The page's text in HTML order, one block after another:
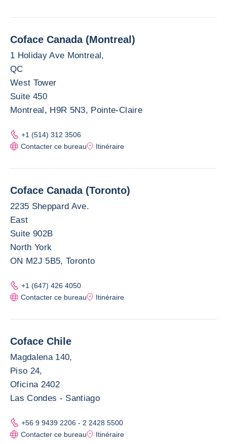
Coface Canada (Montreal)
1 Holiday Ave Montreal,
QC
West Tower
Suite 450
Montreal, H9R 5N3, Pointe-Claire
+1 (514) 312 3506
Contacter ce bureau
Itinéraire
Coface Canada (Toronto)
2235 Sheppard Ave.
East
Suite 902B
North York
ON M2J 5B5, Toronto
+1 (647) 426 4050
Contacter ce bureau
Itinéraire
Coface Chile
Magdalena 140,
Piso 24,
Oficina 2402
Las Condes - Santiago
+56 9 9439 2206 - 2 2428 5500
Contacter ce bureau
Itinéraire